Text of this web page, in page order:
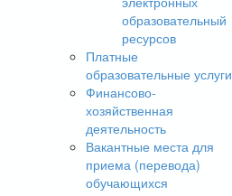
образовательный
ресурсов
Платные
образовательные услуги
Финансово-
хозяйственная
деятельность
Вакантные места для
приема (перевода)
обучающихся